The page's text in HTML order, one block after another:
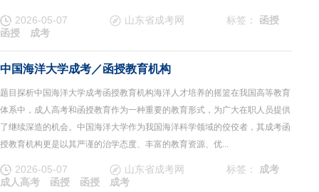
2026-05-07 山东省成考网 标签： 函授
函授
成考
中国海洋大学成考／函授教育机构
题目探析中国海洋大学成考函授教育机构海洋人才培养的摇篮在我国高等教育
体系中，成人高考和函授教育作为一种重要的教育形式，为广大在职人员提供
了继续深造的机会。中国海洋大学作为我国海洋科学领域的佼佼者，其成考函
授教育机构更是以其严谨的治学态度、丰富的教育资源、优...
2026-05-07 山东省成考网 标签：
成考
成人高考
函授 函授 成考